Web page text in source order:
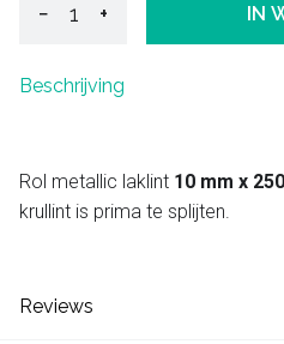
− + IN
Beschrijving
Rol metallic laklint 10 mm x
krullint is prima te splijten.
Reviews